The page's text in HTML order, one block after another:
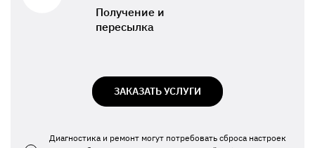
Получение и
пересылка
ЗАКАЗАТЬ УСЛУГИ
Диагностика и ремонт могут потребовать сброса настроек